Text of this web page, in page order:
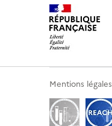
Menu
de
Mentions légales